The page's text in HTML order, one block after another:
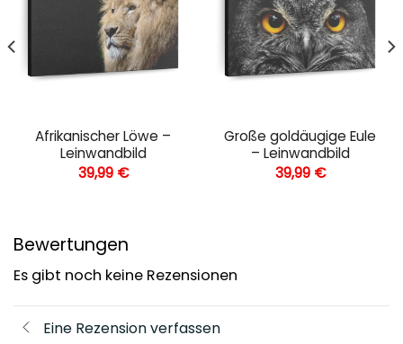
Afrikanischer Löwe –
Leinwandbild
39,99 €
Große goldäugige Eule
– Leinwandbild
39,99 €
Bewertungen
Es gibt noch keine Rezensionen
Eine Rezension verfassen